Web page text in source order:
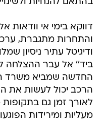
דווקא בימי אי
והתחרות מתגברת,
ודיגיטל עתיר ניסיון
ביד'' אל עבר ההצלחה
החדשה שמביא משרד
הרכב יכול לעשות את
לאורך זמן גם
מעליות ומירידות